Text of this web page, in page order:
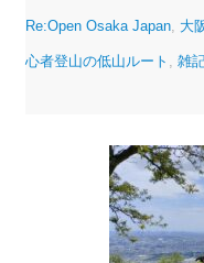
Re:Open Osaka Japan, 大
心者登山の低山ルート 雑